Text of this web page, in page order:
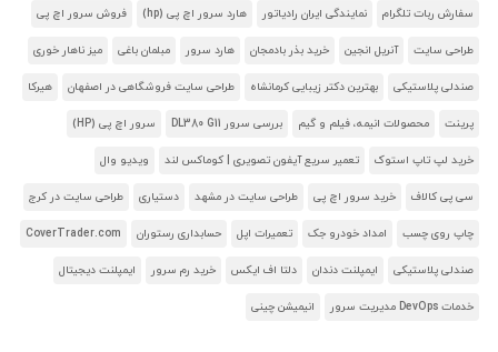
سفارش ربات تلگرام نمایندگی ایران رادیاتور هارد سرور اچ پی (hp) فروش سرور اچ پی
طراحی سایت آنریل انجین خرید بذر بادمجان هارد سرور مبلمان باغی میز ناهار خوری
صندلی پلاستیکی بهترین دکتر زیبایی کرمانشاه طراحی سایت فروشگاهی در اصفهان هیرکا
پرینت محصولات انیمه، فیلم و گیم بررسی سرور DL380 G11 سرور اچ پی (HP)
خرید لپ تاپ استوک تعمیر سریع آیفون تصویری | کوماکس لند ویدیو وال
سی پی کالاف خرید سرور اچ پی طراحی سایت در مشهد دستیاری طراحی سایت در کرج
چاپ روی چسب امداد خودرو جک تعمیرات اپل حسابداری رستوران CoverTrader.com
صندلی پلاستیکی ایمپلنت دندان دلتا اف ایکس خرید رم سرور ایمپلنت دیجیتال
خدمات DevOps مدیریت سرور انیمیشن چینی